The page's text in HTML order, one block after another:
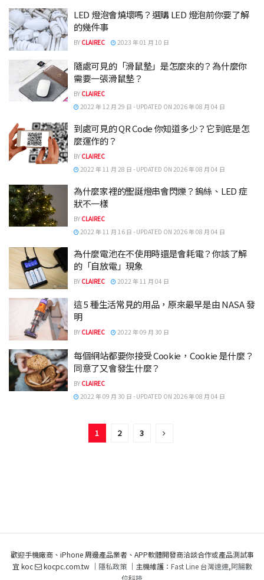
LED 燈泡會燒壞嗎？選購 LED 燈泡前你要了解
的幾件事
BY CLAIREC 2023 年 01 月 10 日
隨處可見的「滑鼠墊」是怎麼來的？為什麼你
需要一張滑鼠墊？
BY CLAIREC
2022 年 12 月 29 日 - UPDATED ON 2026 年 08 月 04 日
到處可見的 QR Code 你知道多少？它到底是怎
麼運作的？
BY CLAIREC
2022 年 11 月 28 日 - UPDATED ON 2026 年 08 月 04 日
為什麼家裡的聖誕燈串會閃爍？鎢絲、LED 症
狀不一樣
BY CLAIREC
2022 年 11 月 16 日 - UPDATED ON 2026 年 08 月 04 日
為什麼電池在不使用時還是會耗電？你該了解
的「自放電」現象
BY CLAIREC 2022 年 11 月 04 日
這 5 種生活常見的用品，原來最早是由 NASA 發
明
BY CLAIREC 2022 年 09 月 30 日
每個網站都要你接受 Cookie，Cookie 是什麼？
同意了又會發生什麼？
BY CLAIREC
2022 年 09 月 30 日 - UPDATED ON 2026 年 08 月 04 日
1 2 3
歡迎手機廠商、iPhone 周邊產品業者、APP軟體開發商洽談合作或產品測試事
宜 koc
kocpc.com.tw ｜ 隱私政策｜主機維護： Fast Line 台灣速連,阿腸數
位科技